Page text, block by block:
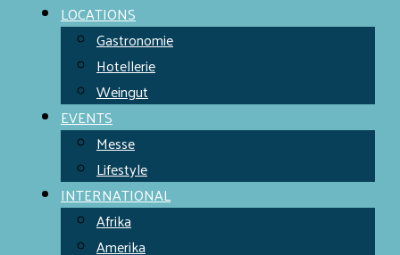
LOCATIONS
Gastronomie
Hotellerie
Weingut
EVENTS
Messe
Lifestyle
INTERNATIONAL
Afrika
Amerika